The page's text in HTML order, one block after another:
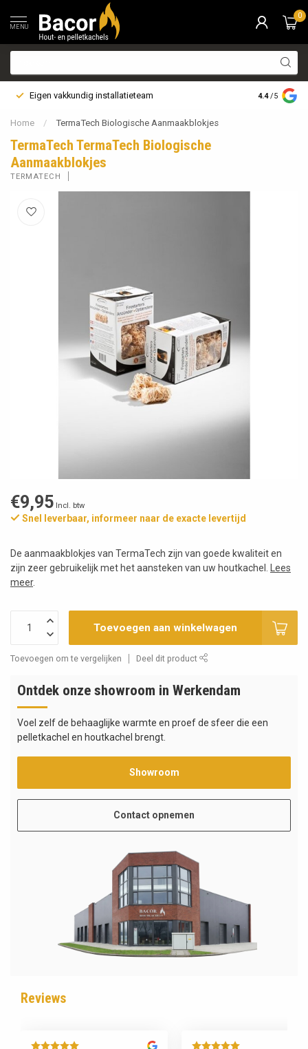
MENU
0
Eigen vakkundig installatieteam Bezorging
4.4 /5
Home / TermaTech Biologische Aanmaakblokjes
TermaTech TermaTech Biologische
Aanmaakblokjes
TERMATECH
€9,95 Incl. btw
Snel leverbaar, informeer naar de exacte levertijd
De aanmaakblokjes van TermaTech zijn van goede kwaliteit en
zijn zeer gebruikelijk met het aansteken van uw houtkachel.
Lees
meer.
Toevoegen aan winkelwagen
Toevoegen om te vergelijken Deel dit product
Ontdek onze showroom in Werkendam
Voel zelf de behaaglijke warmte en proef de sfeer die een
pelletkachel en houtkachel brengt.
Showroom
Contact opnemen
Reviews